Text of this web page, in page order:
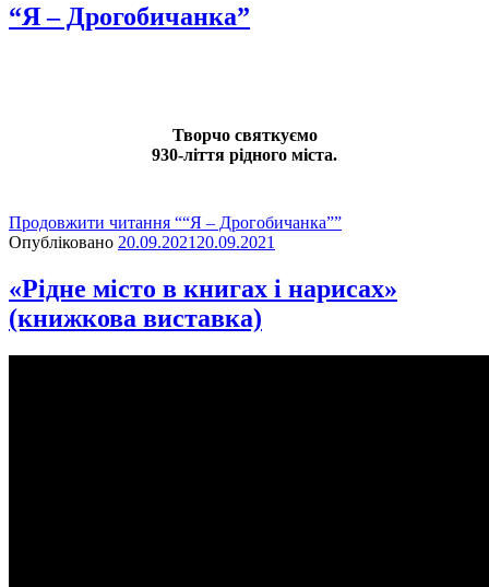
“Я – Дрогобичанка”
Творчо святкуємо
930-ліття рідного міста.
Продовжити читання ““Я – Дрогобичанка””
Опубліковано 20.09.2021 20.09.2021
«Рідне місто в книгах і нарисах»
(книжкова виставка)